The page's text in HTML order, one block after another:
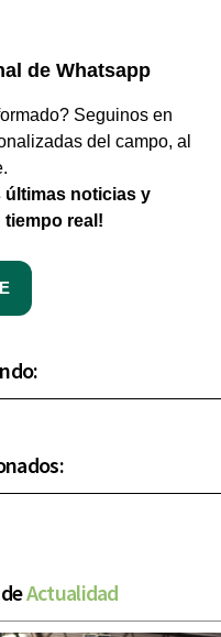
de Whatsapp
Seguinos en
del campo, al
últimas noticias y
real!
Actualidad